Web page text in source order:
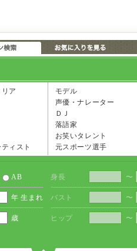
ア
ィスト
モデル
声優・ナレーター
ＤＪ
落語家
お笑いタレント
元スポーツ選手
AB
年 生まれ
歳
身長 〜
バスト 〜
ヒップ 〜